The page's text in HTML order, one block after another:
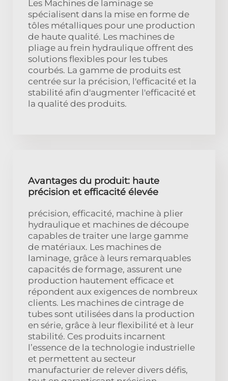
Les Machines de laminage se
spécialisent dans la mise en forme de
tôles métalliques pour une production
de haute qualité. Les machines de
pliage au frein hydraulique offrent des
solutions flexibles pour les tubes
courbés. La gamme de produits est
centrée sur la précision, l'efficacité et la
stabilité afin d'augmenter l'efficacité et
la qualité des produits.
Avantages du produit: haute
précision et efficacité élevée
précision, efficacité, machine à plier
hydraulique et machines de découpe
capables de traiter une large gamme
de matériaux. Les machines de
laminage, grâce à leurs remarquables
capacités de formage, assurent une
production hautement efficace et
répondent aux exigences de nombreux
clients. Les machines de cintrage de
tubes sont utilisées dans la production
en série, grâce à leur flexibilité et à leur
stabilité. Ces produits incarnent
l’essence de la technologie industrielle
et permettent au secteur
manufacturier de relever divers défis,